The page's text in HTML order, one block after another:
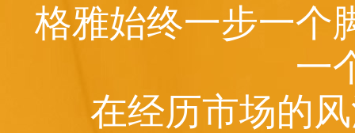
格雅始终一步一个
一
在经历市场的